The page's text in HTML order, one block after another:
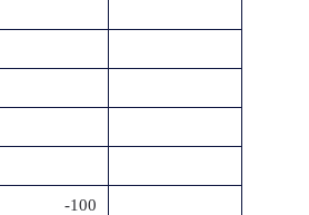
-100